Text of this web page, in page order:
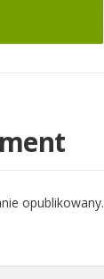
opublikowany.